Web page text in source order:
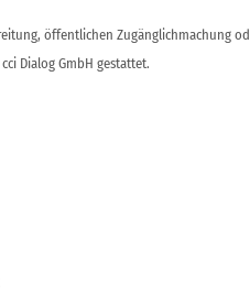
öffentlichen Zugänglichmachung
Dialog GmbH gestattet.